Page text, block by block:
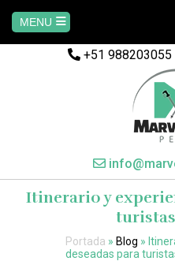
MENU
+51 988203055
Itinerario y
Portada » Blog »
deseadas para